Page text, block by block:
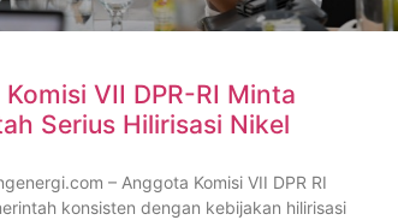
VII DPR-RI Minta
Serius Hilirisasi Nikel
– Anggota Komisi VII DPR RI
konsisten dengan kebijakan hilirisasi